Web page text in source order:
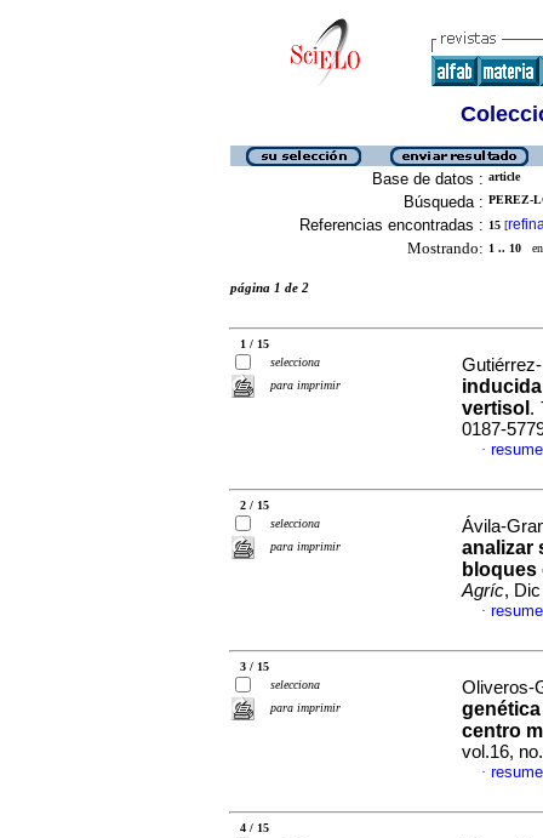
Base de datos : article
Búsqueda : PEREZ-
Referencias encontradas : 15 [
Mostrando: 1 .. 10 en
página 1 de 2
1 / 15
selecciona
para imprimir
vertisol .
0187-
·
2 / 15
selecciona
para imprimir
Ávila-
analizar
bloques
Agríc,
·
3 / 15
selecciona
para imprimir
Oliveros-
centro
vol.16,
·
4 / 15